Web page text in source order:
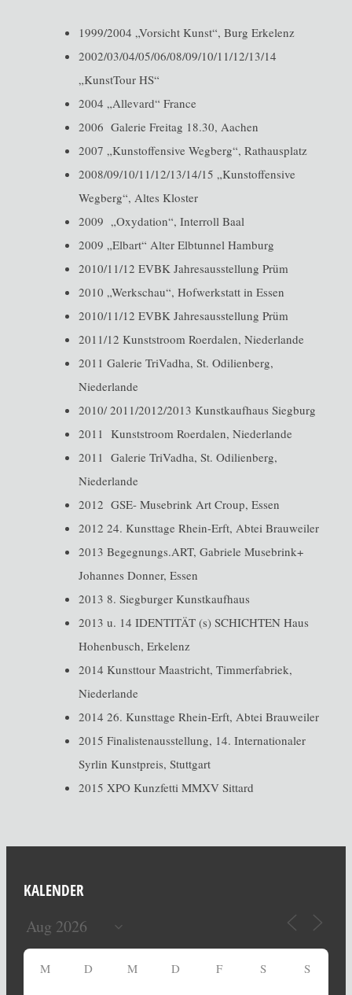
1999/2004 „Vorsicht Kunst“, Burg Erkelenz
2002/03/04/05/06/08/09/10/11/12/13/14
„KunstTour HS“
2004 „Allevard“ France
2006 Galerie Freitag 18.30, Aachen
2007 „Kunstoffensive Wegberg“, Rathausplatz
2008/09/10/11/12/13/14/15 „Kunstoffensive
Wegberg“, Altes Kloster
2009 „Oxydation“, Interroll Baal
2009 „Elbart“ Alter Elbtunnel Hamburg
2010/11/12 EVBK Jahresausstellung Prüm
2010 „Werkschau“, Hofwerkstatt in Essen
2010/11/12 EVBK Jahresausstellung Prüm
2011/12 Kunststroom Roerdalen, Niederlande
2011 Galerie TriVadha, St. Odilienberg,
Niederlande
2010/ 2011/2012/2013 Kunstkaufhaus Siegburg
2011 Kunststroom Roerdalen, Niederlande
2011 Galerie TriVadha, St. Odilienberg,
Niederlande
2012 GSE- Musebrink Art Croup, Essen
2012 24. Kunsttage Rhein-Erft, Abtei Brauweiler
2013 Begegnungs.ART, Gabriele Musebrink+
Johannes Donner, Essen
2013 8. Siegburger Kunstkaufhaus
2013 u. 14 IDENTITÄT (s) SCHICHTEN Haus
Hohenbusch, Erkelenz
2014 Kunsttour Maastricht, Timmerfabriek,
Niederlande
2014 26. Kunsttage Rhein-Erft, Abtei Brauweiler
2015 Finalistenausstellung, 14. Internationaler
Syrlin Kunstpreis, Stuttgart
2015 XPO Kunzfetti MMXV Sittard
KALENDER
M D M D F S S